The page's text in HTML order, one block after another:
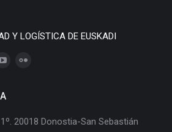
Y LOGÍSTICA DE EUSKADI
opens
in
in
20018 Donostia-San Sebastián